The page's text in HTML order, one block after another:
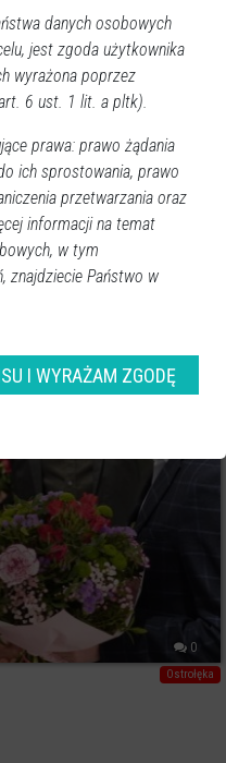
Przeglądu
– różnorodność i
0
Ostrołęka
danych osobowych
jest zgoda użytkownika
wyrażona poprzez
6 ust. 1 lit. a pltk).
prawa: prawo żądania
ich sprostowania, prawo
przetwarzania oraz
informacji na temat
w tym
znajdziecie Państwo w
I WYRAŻAM ZGODĘ